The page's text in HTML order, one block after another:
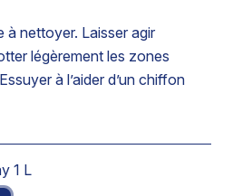
à nettoyer. Laisser agir
légèrement les zones
à l’aider d’un chiffon
1 L